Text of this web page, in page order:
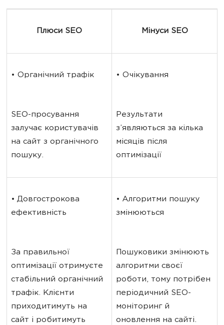
Плюси SEO Мінуси SEO
• Органічний трафік
SEO-просування
залучає користувачів
на сайт з органічного
пошуку.
• Очікування
Результати
з’являються за кілька
місяців після
оптимізації
• Довгострокова
ефективність
За правильної
оптимізації отримуєте
стабільний органічний
трафік. Клієнти
приходитимуть на
сайт і робитимуть
• Алгоритми пошуку
змінюються
Пошуковики змінюють
алгоритми своєї
роботи, тому потрібен
періодичний SEO-
моніторинг й
оновлення на сайті.